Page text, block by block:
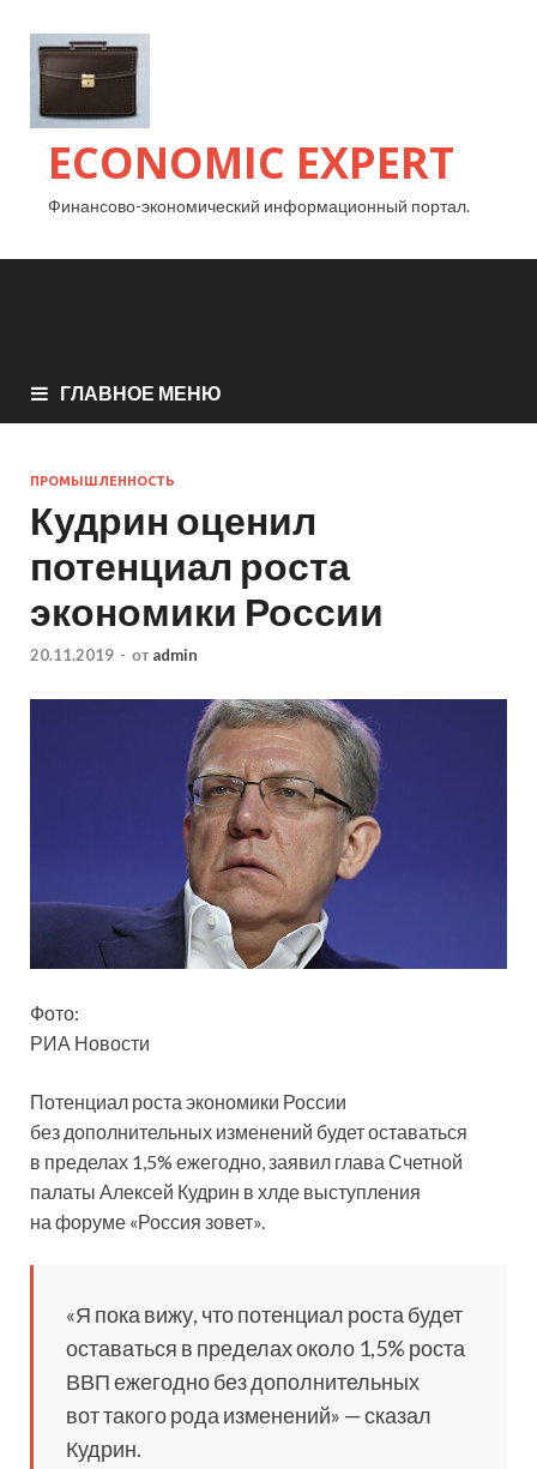
ECONOMIC EXPERT
Финансово-экономический информационный портал.
ГЛАВНОЕ МЕНЮ
ПРОМЫШЛЕННОСТЬ
Кудрин оценил
потенциал роста
экономики России
20.11.2019 - от admin
Фото:
РИА Новости
Потенциал роста экономики России
без дополнительных изменений будет оставаться
в пределах 1,5% ежегодно, заявил глава Счетной
палаты Алексей Кудрин в хлде выступления
на форуме «Россия зовет».
«Я пока вижу, что потенциал роста будет
оставаться в пределах около 1,5% роста
ВВП ежегодно без дополнительных
вот такого рода изменений» — сказал
Кудрин.